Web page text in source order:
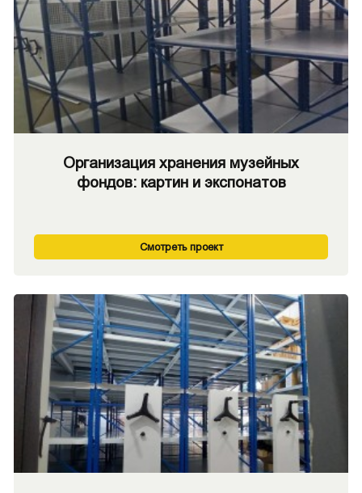
Организация хранения музейных
фондов: картин и экспонатов
Смотреть проект